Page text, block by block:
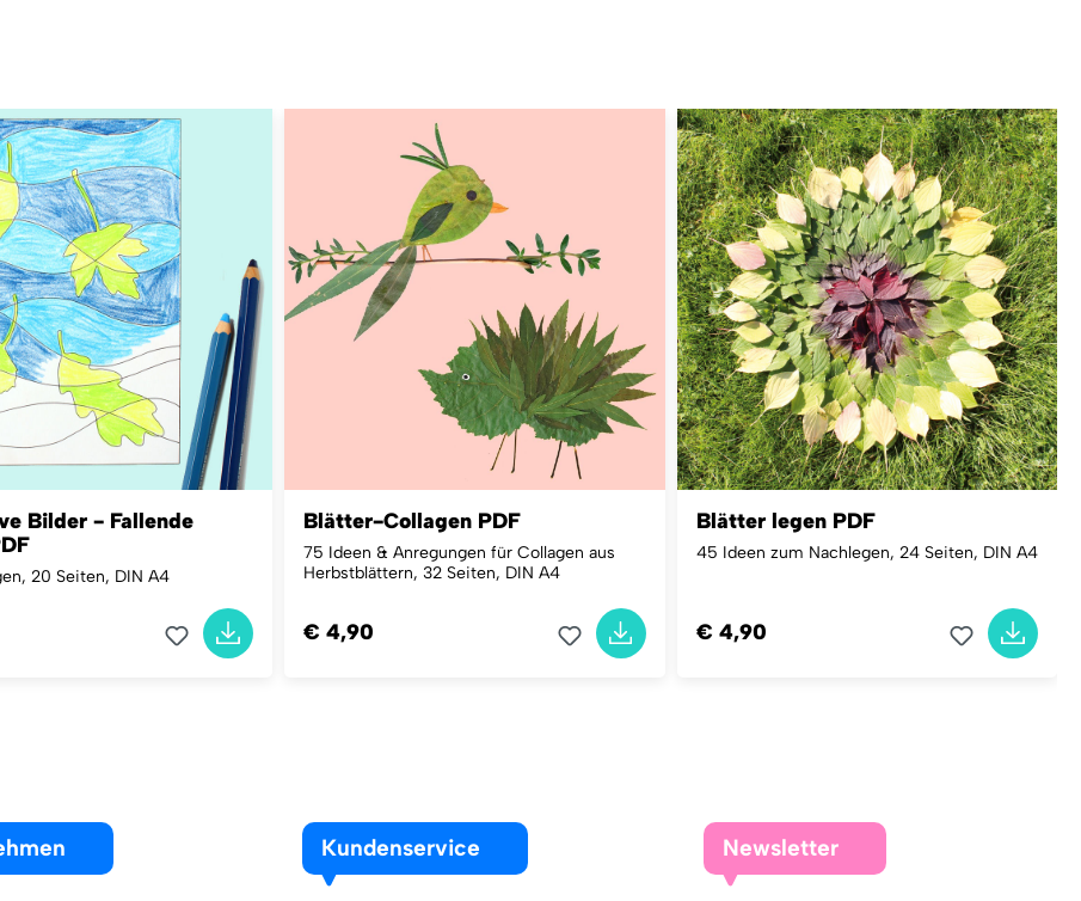
Bilder - Fallende
20 Seiten, DIN A4
Blätter-Collagen PDF
75 Ideen & Anregungen für Collagen aus
Herbstblättern, 32 Seiten, DIN A4
€ 4,90
Blätter legen PDF
45 Ideen zum Nachlegen, 24 Seiten, DIN A4
€ 4,90
Kundenservice Newsletter